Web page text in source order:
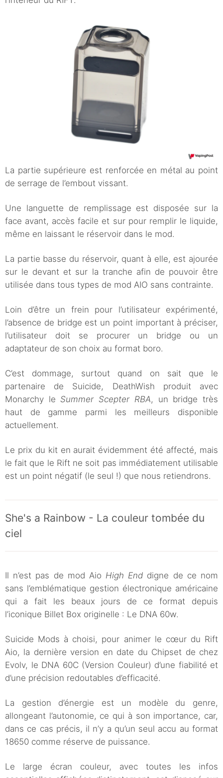
La partie supérieure est renforcée en métal au point
de serrage de l’embout vissant.
Une languette de remplissage est disposée sur la
face avant, accès facile et sur pour remplir le liquide,
même en laissant le réservoir dans le mod.
La partie basse du réservoir, quant à elle, est ajourée
sur le devant et sur la tranche afin de pouvoir être
utilisée dans tous types de mod AIO sans contrainte.
Loin d’être un frein pour l’utilisateur expérimenté,
l’absence de bridge est un point important à préciser,
l’utilisateur doit se procurer un bridge ou un
adaptateur de son choix au format boro.
C’est dommage, surtout quand on sait que le
partenaire de Suicide, DeathWish produit avec
Monarchy le Summer Scepter RBA, un bridge très
haut de gamme parmi les meilleurs disponible
actuellement.
Le prix du kit en aurait évidemment été affecté, mais
le fait que le Rift ne soit pas immédiatement utilisable
est un point négatif (le seul !) que nous retiendrons.
She's a Rainbow - La couleur tombée du
ciel
Il n’est pas de mod Aio High End digne de ce nom
sans l’emblématique gestion électronique américaine
qui a fait les beaux jours de ce format depuis
l’iconique Billet Box originelle : Le DNA 60w.
Suicide Mods à choisi, pour animer le cœur du Rift
Aio, la dernière version en date du Chipset de chez
Evolv, le DNA 60C (Version Couleur) d’une fiabilité et
d’une précision redoutables d’efficacité.
La gestion d’énergie est un modèle du genre,
allongeant l’autonomie, ce qui à son importance, car,
dans ce cas précis, il n’y a qu’un seul accu au format
18650 comme réserve de puissance.
Le large écran couleur, avec toutes les infos